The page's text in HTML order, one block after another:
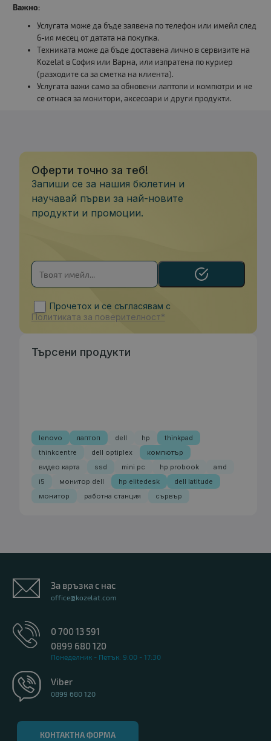
Важно:
Услугата може да бъде заявена по телефон или имейл след
6-ия месец от датата на покупка.
Техниката може да бъде доставена лично в сервизите на
Kozelat в София или Варна, или изпратена по куриер
(разходите са за сметка на клиента).
Услугата важи само за обновени лаптопи и компютри и не
се отнася за монитори, аксесоари и други продукти.
Оферти точно за теб!
Запиши се за нашия бюлетин и
научавай първи за най-новите
продукти и промоции.
Прочетох и се съгласявам с
Политиката за поверителност*
Търсени продукти
lenovo лаптоп dell hp
thinkpad
thinkcentre
dell optiplex
компютър
видео карта
ssd mini pc hp probook
amd
i5
монитор dell hp elitedesk
dell latitude
монитор
работна станция сървър
За връзка с нас
office@kozelat.com
0 700 13 591
0899 680 120
Понеделник - Петък: 9:00 - 17:30
Viber
0899 680 120
КОНТАКТНА ФОРМА